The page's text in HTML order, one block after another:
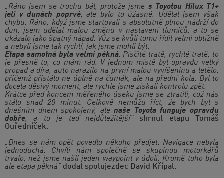
„Ráno jsem se trochu bál, protože jsme s Toyotou Hilux T1+
jeli v dunách poprvé, ale bylo to úžasné. Udělal jsem však
chybu. Ráno, když jsme startovali s absolutně plnou nádrží do
dun, jsem udělal malou změnu v nastavení tlumičů, a to se
ukázalo jako špatný nápad. Vůz se kvůli tomu řídil velmi obtížně
a nebyli jsme tak rychlí, jak jsme mohli být.
Etapa samotná byla velmi pěkná. Písčité tratě, rychlé tratě, to
je přesně to, co mám rád. V jednom místě byl opravdu velký
propad a díra, auto narazilo na první malou vyvíšeninu a letělo,
přičemž přistálo ne úplně na čumák, ale na přední kola. Byl to
docela děsivý moment, ale rychle jsme získali kontrolu zpět.
Krátce před koncem měřeného úseku jsme se ztratili, což nás
stálo snad 20 minut. Celkově nemůžu říct, že bych byl s
dnešním dnem spokojený, alenaše Toyota funguje opravdu
dobře, a to je teď nejdůležitější"shrnul etapu Tomáš
Ouředníček.
„Dnes se nám opět povedlo někoho předjet. Navigace nebyla
jednoduchá. Chvíli nám společně se skupinou motorkářů
trvalo, než jsme našli jeden waypoint v údolí. Kromě toho byla
ale etapa pěkná" dodal spolujezdec David Křípal.